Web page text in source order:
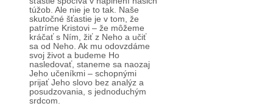
túžob. Ale nie je to tak. Naše
skutočné šťastie je v tom, že
patríme Kristovi – že môžeme
kráčať s Ním, žiť z Neho a učiť
sa od Neho. Ak mu odovzdáme
svoj život a budeme Ho
nasledovať, staneme sa naozaj
Jeho učeníkmi – schopnými
prijať Jeho slovo bez analýz a
posudzovania, s jednoduchým
srdcom.